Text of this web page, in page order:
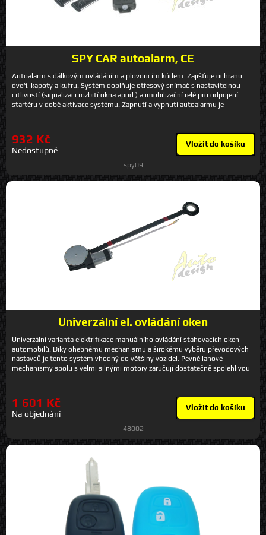
SPY CAR autoalarm, CE
Autoalarm s dálkovým ovládáním a plovoucím kódem. Zajišťuje ochranu
dveří, kapoty a kufru. Systém doplňuje otřesový snímač s nastavitelnou
citlivostí (signalizaci rozbití okna apod.) a imobilizační relé pro odpojení
startéru v době aktivace systému. Zapnutí a vypnutí autoalarmu je
akustická signalizace aktivace/deaktivace - otřesový snímač - univerzální
reléový výstup pro ovládání cz - výstup pro otevření zavazadlového prostoru
- výstup pro automatické dovírání oken - paměť poplachu - napájecí napětí
12V - harmonizace dle normy CE Obsah sady - 2x dálkový ovladač - řídící
jednotka s kabeláží - LED dioda - siréna - otřesový snímač - imobilizační relé
932 Kč
Nedostupné
Vložit do košíku
spy09
Univerzální el. ovládání oken
Univerzální varianta elektrifikace manuálního ovládání stahovacích oken
automobilů. Díky ohebnému mechanismu a širokému vyběru převodových
nástavců je tento systém vhodný do většiny vozidel. Pevné lanové
mechanismy spolu s velmi silnými motory zaručují dostatečně spolehlivou
konzole vozidla.V sadě jsou dodávány i veškeré náhradní díly. Sada obsahuje
komplet mechanismy pro obě strany vozu.
1 601 Kč
Na objednání
Vložit do košíku
48002